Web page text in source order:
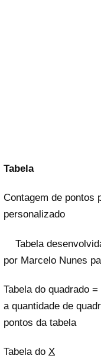
Tabela
Contagem de pontos
personalizado
Tabela
por Marcelo Nunes
Tabela do quadrado =
a quantidade de
pontos da tabela
Tabela do X